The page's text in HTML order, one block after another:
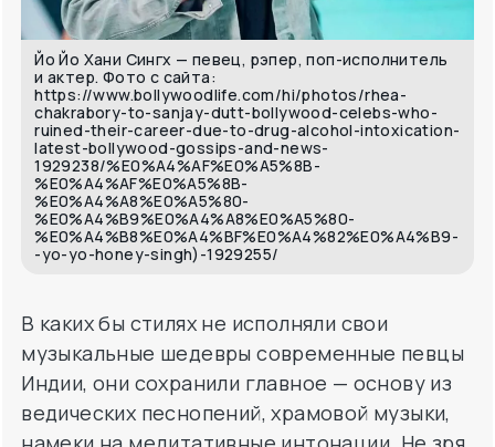
Йо Йо Хани Сингх — певец, рэпер, поп-исполнитель
и актер. Фото с сайта:
https://www.bollywoodlife.com/hi/photos/rhea-
chakrabory-to-sanjay-dutt-bollywood-celebs-who-
ruined-their-career-due-to-drug-alcohol-intoxication-
latest-bollywood-gossips-and-news-
1929238/%E0%A4%AF%E0%A5%8B-
%E0%A4%AF%E0%A5%8B-
%E0%A4%A8%E0%A5%80-
%E0%A4%B9%E0%A4%A8%E0%A5%80-
%E0%A4%B8%E0%A4%BF%E0%A4%82%E0%A4%B9-
-yo-yo-honey-singh)-1929255/
В каких бы стилях не исполняли свои
музыкальные шедевры современные певцы
Индии, они сохранили главное — основу из
ведических песнопений, храмовой музыки,